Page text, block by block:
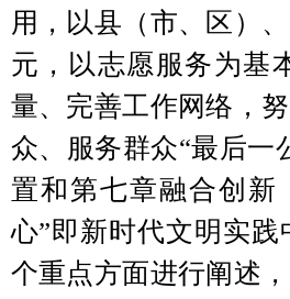
用，以县（市、区）
元，以志愿服务为基
量、完善工作网络，
众、服务群众“最后一
置和第七章融合创新
心”即新时代文明实
个重点方面进行阐述